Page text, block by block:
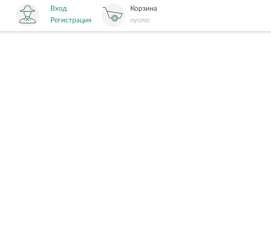
Корзина
пусто
Вход
Регистрация